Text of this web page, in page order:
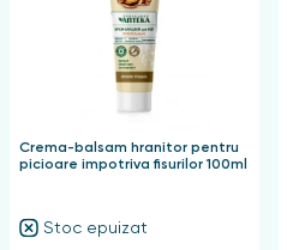
Crema-balsam hranitor pentru
picioare impotriva fisurilor 100ml
Stoc epuizat